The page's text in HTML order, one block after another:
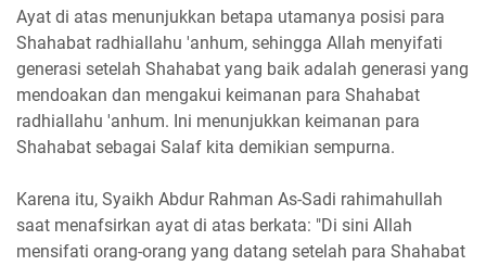
Ayat di atas menunjukkan betapa utamanya posisi para
Shahabat radhiallahu 'anhum, sehingga Allah menyifati
generasi setelah Shahabat yang baik adalah generasi yang
mendoakan dan mengakui keimanan para Shahabat
radhiallahu 'anhum. Ini menunjukkan keimanan para
Shahabat sebagai Salaf kita demikian sempurna.
Karena itu, Syaikh Abdur Rahman As-Sadi rahimahullah
saat menafsirkan ayat di atas berkata: "Di sini Allah
mensifati orang-orang yang datang setelah para Shahabat